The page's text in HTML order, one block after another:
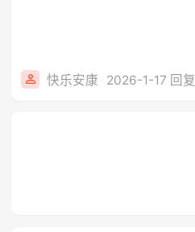
快乐安康 2026-1-17 回复